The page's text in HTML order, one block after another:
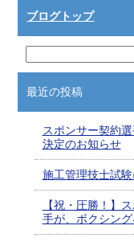
ブログトップ
最近の投稿
スポンサー契約
決定のお知らせ
施工管理技士試験
【祝・圧勝！】
手が、ボクシン